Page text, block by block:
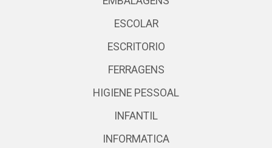
ESCOLAR
ESCRITORIO
FERRAGENS
HIGIENE PESSOAL
INFANTIL
INFORMATICA